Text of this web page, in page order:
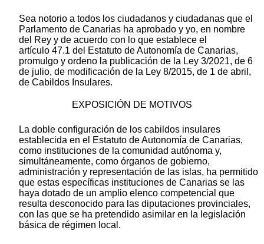
Sea notorio a todos los ciudadanos y ciudadanas que el
Parlamento de Canarias ha aprobado y yo, en nombre
del Rey y de acuerdo con lo que establece el
artículo 47.1 del Estatuto de Autonomía de Canarias,
promulgo y ordeno la publicación de la Ley 3/2021, de 6
de julio, de modificación de la Ley 8/2015, de 1 de abril,
de Cabildos Insulares.
EXPOSICIÓN DE MOTIVOS
La doble configuración de los cabildos insulares
establecida en el Estatuto de Autonomía de Canarias,
como instituciones de la comunidad autónoma y,
simultáneamente, como órganos de gobierno,
administración y representación de las islas, ha permitido
que estas específicas instituciones de Canarias se las
haya dotado de un amplio elenco competencial que
resulta desconocido para las diputaciones provinciales,
con las que se ha pretendido asimilar en la legislación
básica de régimen local.